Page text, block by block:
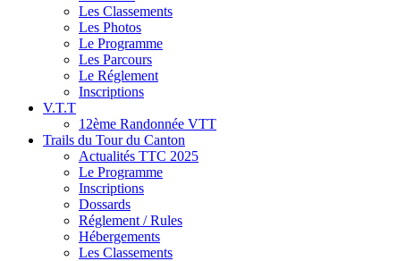
Les Classements
Les Photos
Le Programme
Les Parcours
Le Réglement
Inscriptions
V.T.T
12ème Randonnée VTT
Trails du Tour du Canton
Actualités TTC 2025
Le Programme
Inscriptions
Dossards
Réglement / Rules
Hébergements
Les Classements